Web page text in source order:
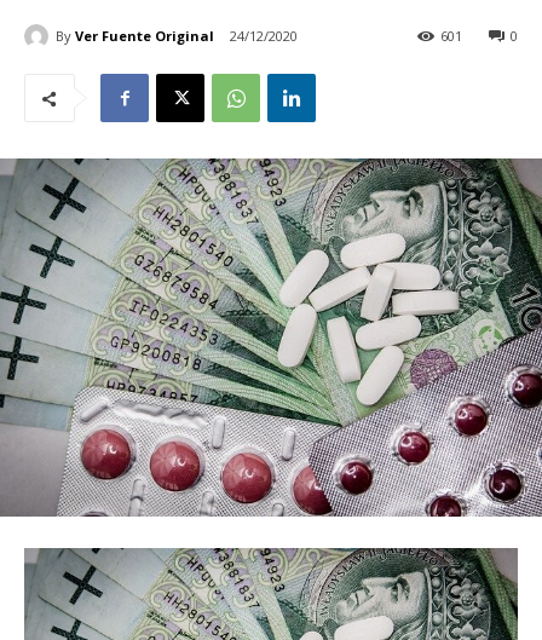
By Ver Fuente Original 24/12/2020 0
601